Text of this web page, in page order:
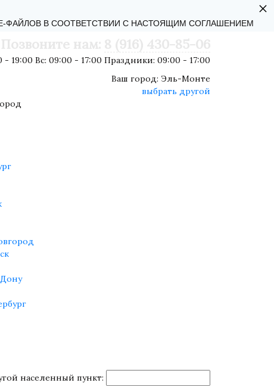
19:00 Вс: 09:00 - 17:00 Праздники: 09:00 - 17:00
Ваш город: Эль-Монте
выбрать другой
населенный пункт:
ФАЙЛОВ В СООТВЕТСТВИИ С НАСТОЯЩИМ СОГЛАШЕНИЕМ
×